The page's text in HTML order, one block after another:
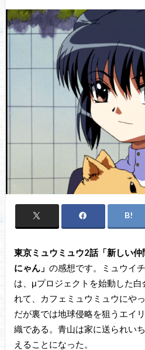
東京ミュウミュウ2話「新しい
にゃん」 の感想です。ミュウイ
は、μプロジェクトを始動した
れて、カフェミュウミュウにや
だが裏では地球侵略を狙うエイ
織である。青山は家に送られい
えることになった。